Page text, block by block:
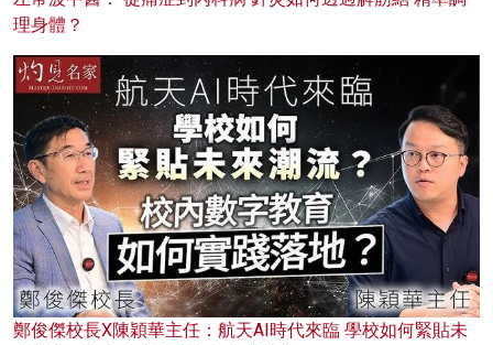
理身體？
鄭俊傑校長X陳穎華主任：航天AI時代來臨 學校如何緊貼未